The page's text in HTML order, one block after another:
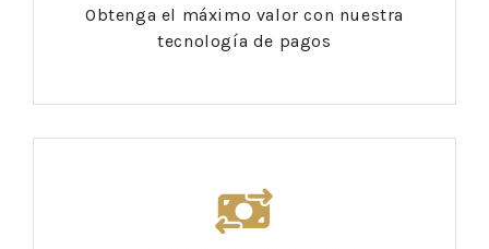
Obtenga el máximo valor con nuestra
tecnología de pagos